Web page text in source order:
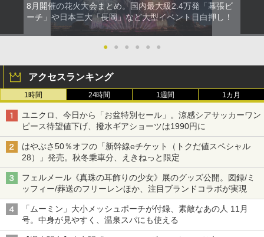
8月開催の花火大会まとめ。国内最大級2.4万発「幕張ビ
ーチ」や日本三大「長岡」など大型イベント目白押し！
● ● ● ● ● ●
アクセスランキング
1時間 24時間 1週間 1カ月
ユニクロ、今日から「お盆特別セール」。涼感シアサッカーワン
ピース待望値下げ、撥水ギアショーツは1990円に
はやぶさ50％オフの「新幹線eチケット（トクだ値スペシャル
28）」発売。秋冬乗車分、えきねっと限定
フェルメール《真珠の耳飾りの少女》展のグッズ公開。図録/ミ
ッフィー/葬送のフリーレンほか、注目ブランドコラボが実現
「ムーミン」大小メッシュポーチが付録、素敵なあの人 11月
号。中身が見やすく、温泉スパにも使える